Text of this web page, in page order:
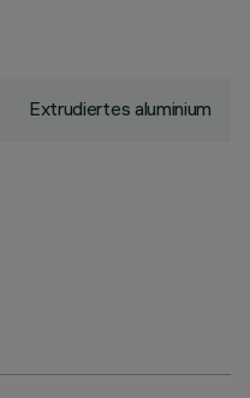
Extrudiertes aluminium